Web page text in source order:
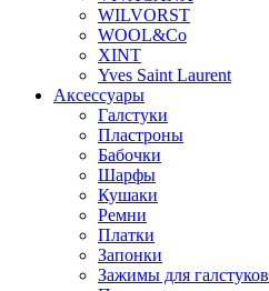
WILVORST
WOOL&Co
XINT
Yves Saint Laurent
Аксессуары
Галстуки
Пластроны
Бабочки
Шарфы
Кушаки
Ремни
Платки
Запонки
Зажимы для галстуков